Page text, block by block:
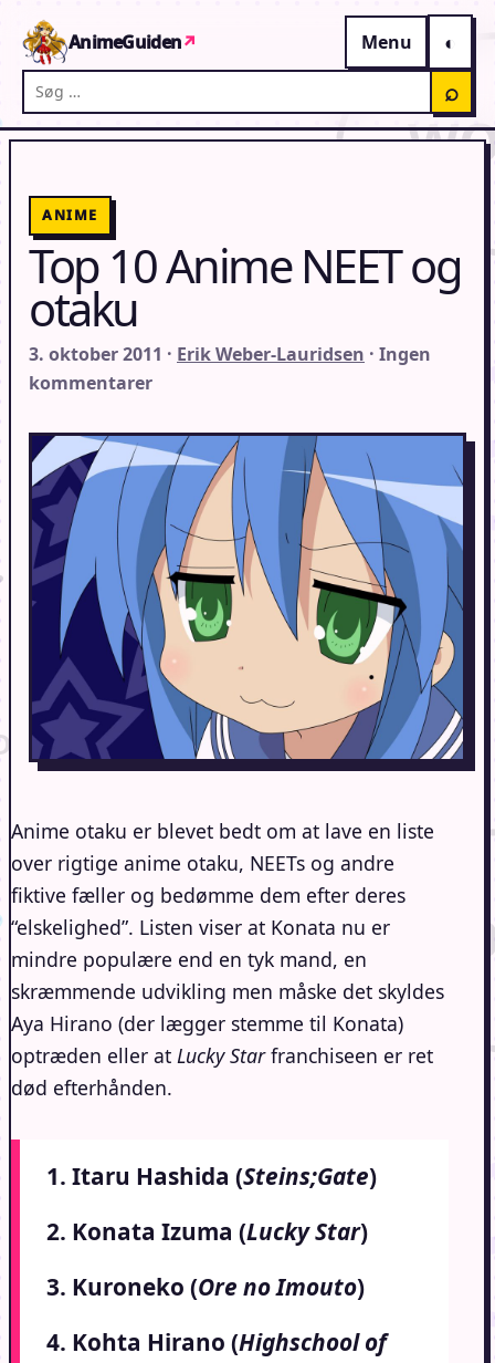
AnimeGuiden↗
Menu
Søg på AnimeGuiden
⌕
ANIME
Top 10 Anime NEET og
otaku
3. oktober 2011 · Erik Weber-Lauridsen · Ingen
kommentarer
Anime otaku er blevet bedt om at lave en liste
over rigtige anime otaku, NEETs og andre
fiktive fæller og bedømme dem efter deres
“elskelighed”. Listen viser at Konata nu er
mindre populære end en tyk mand, en
skræmmende udvikling men måske det skyldes
Aya Hirano (der lægger stemme til Konata)
optræden eller at Lucky Starfranchiseen er ret
død efterhånden.
1. Itaru Hashida (Steins;Gate)
2. Konata Izuma (Lucky Star)
3. Kuroneko (Ore no Imouto)
4. Kohta Hirano (Highschool of